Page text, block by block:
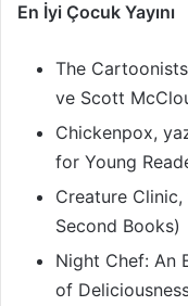
En İyi Çocuk Yayını
The
ve Scott
Chickenpox,
for Young
Creature
Second Books)
Night Chef: An
of